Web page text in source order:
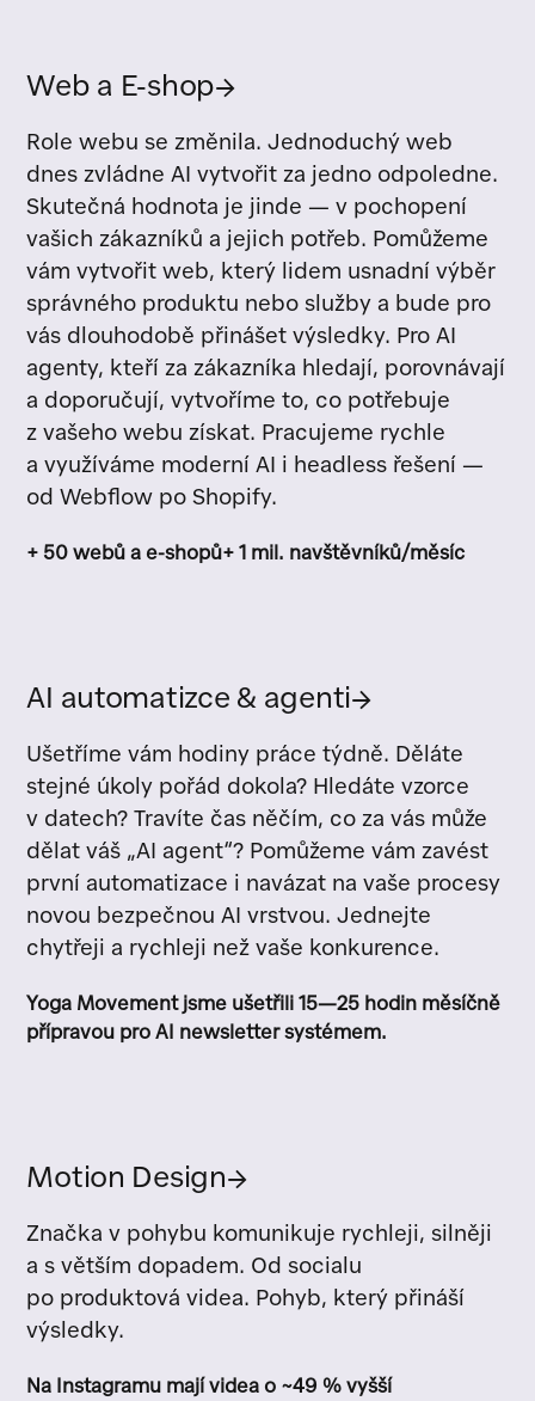
Web a E-shop→
Role webu se změnila. Jednoduchý web
dnes zvládne AI vytvořit za jedno odpoledne.
Skutečná hodnota je jinde — v pochopení
vašich zákazníků a jejich potřeb. Pomůžeme
vám vytvořit web, který lidem usnadní výběr
správného produktu nebo služby a bude pro
vás dlouhodobě přinášet výsledky. Pro AI
agenty, kteří za zákazníka hledají, porovnávají
a doporučují, vytvoříme to, co potřebuje
z vašeho webu získat. Pracujeme rychle
a využíváme moderní AI i headless řešení —
od Webflow po Shopify.
+ 50 webů a e-shopů+ 1 mil. navštěvníků/měsíc
AI automatizce & agenti→
Ušetříme vám hodiny práce týdně. Děláte
stejné úkoly pořád dokola? Hledáte vzorce
v datech? Travíte čas něčím, co za vás může
dělat váš „AI agent“? Pomůžeme vám zavést
první automatizace i navázat na vaše procesy
novou bezpečnou AI vrstvou. Jednejte
chytřeji a rychleji než vaše konkurence.
Yoga Movement jsme ušetřili 15—25 hodin měsíčně
přípravou pro AI newsletter systémem.
Motion Design→
Značka v pohybu komunikuje rychleji, silněji
a s větším dopadem. Od socialu
po produktová videa. Pohyb, který přináší
výsledky.
Na Instagramu mají videa o ~49 % vyšší